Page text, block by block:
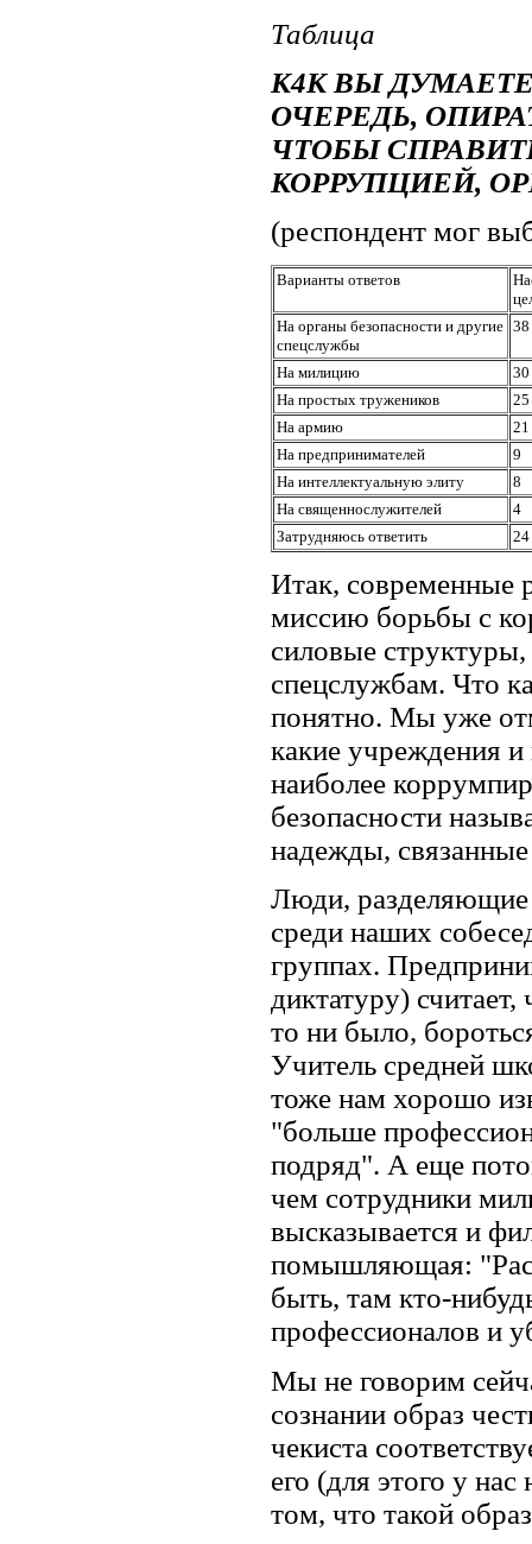
Таблица
К4К ВЫ
ОЧЕРЕДЬ,
ЧТОБЫ
КОРРУПЦИЕЙ,
(респондент мог
Варианты ответов
На органы безопасности и другие
спецслужбы
38
На милицию
30
На простых тружеников
25
На армию
21
На предпринимателей
9
На интеллектуальную элиту
8
На священнослужителей
4
Затрудняюсь ответить
24
Итак, современные
миссию борьбы с
силовые
спецслужбам. Что
понятно. Мы уже
какие учреждения и
наиболее
безопасности
надежды,
Люди, разделяющие
среди наших
группах.
диктатуру)
то ни было,
Учитель средней
тоже нам хорошо
"больше
подряд". А еще
чем сотрудники
высказывается и
помышляющая:
быть, там кто-
профессионалов и
Мы не говорим
сознании образ
чекиста
его (для этого у
том, что такой